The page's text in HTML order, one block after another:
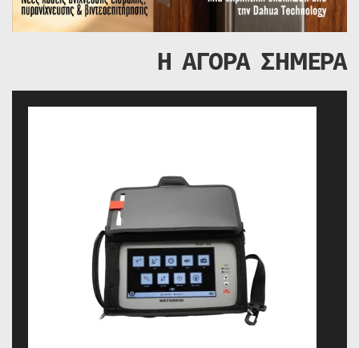
Η ΑΓΟΡΑ ΣΗΜΕΡΑ